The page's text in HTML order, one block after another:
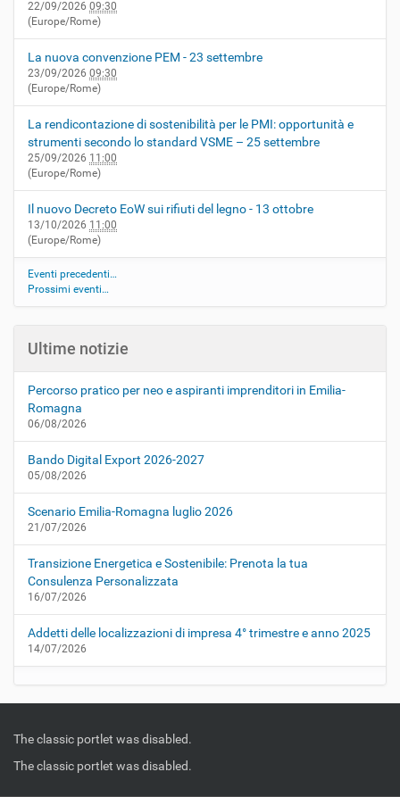
22/09/2026 09:30
(Europe/Rome)
La nuova convenzione PEM - 23 settembre
23/09/2026 09:30
(Europe/Rome)
La rendicontazione di sostenibilità per le PMI: opportunità e
strumenti secondo lo standard VSME – 25 settembre
25/09/2026 11:00
(Europe/Rome)
Il nuovo Decreto EoW sui rifiuti del legno - 13 ottobre
13/10/2026 11:00
(Europe/Rome)
Eventi precedenti…
Prossimi eventi…
Ultime notizie
Percorso pratico per neo e aspiranti imprenditori in Emilia-
Romagna
06/08/2026
Bando Digital Export 2026-2027
05/08/2026
Scenario Emilia-Romagna luglio 2026
21/07/2026
Transizione Energetica e Sostenibile: Prenota la tua
Consulenza Personalizzata
16/07/2026
Addetti delle localizzazioni di impresa 4° trimestre e anno 2025
14/07/2026
The classic portlet was disabled.
The classic portlet was disabled.